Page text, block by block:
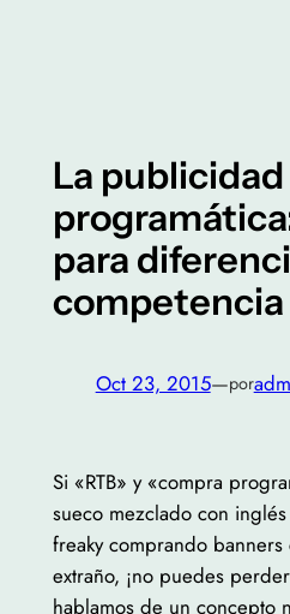
La publicidad
para
competencia
Oct 23, 2015—por
Si «RTB» y «compra
sueco mezclado con
freaky comprando
extraño, ¡no puedes
hablamos de un concepto